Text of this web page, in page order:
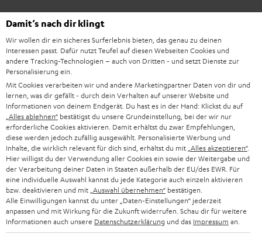
n
u
m
V
e
r
s
a
n
d
n
e
n
z
u
r
G
a
r
a
n
t
i
o
g
e
r
ä
t
e
R
ü
c
k
n
a
d
i
o
-
L
e
x
i
k
o
n
K
o
n
t
a
k
t
d
a
t
e
n
Persönliche Kaufberatung
+49 (0) 30 / 217 84 212
Mo – Fr 08:00 – 19:00 Uhr
Sa 09:00 – 17:30 Uhr
Sonn- und Feiertage geschlossen
Teufel Support
Häufige Fragen
Kontakt
Store Finder
Erlebe unsere Produkte hautnah und lass dich
persönlich im Store beraten.
Übersicht
Damit‘s nach dir klingt
Wir wollen dir ein sicheres Surferlebnis bieten, das genau zu deinen
Interessen passt. Dafür nutzt Teufel auf diesen Webseiten Cookies und
andere Tracking-Technologien – auch von Dritten - und setzt Dienste zur
Personalisierung ein.
Mit Cookies verarbeiten wir und andere Marketingpartner Daten von dir und
lernen, was dir gefällt - durch dein Verhalten auf unserer Website und
Informationen von deinem Endgerät. Du hast es in der Hand: Klickst du auf
„Alles ablehnen“ bestätigst du unsere Grundeinstellung, bei der wir nur
erforderliche Cookies aktivieren. Damit erhältst du zwar Empfehlungen,
diese werden jedoch zufällig ausgewählt. Personalisierte Werbung und
Inhalte, die wirklich relevant für dich sind, erhältst du mit „Alles akzeptieren“.
Hier willigst du der Verwendung aller Cookies ein sowie der Weitergabe und
der Verarbeitung deiner Daten in Staaten außerhalb der EU/des EWR. Für
eine individuelle Auswahl kannst du jede Kategorie auch einzeln aktivieren
bzw. deaktivieren und mit „Auswahl übernehmen“ bestätigen.
Alle Einwilligungen kannst du unter „Daten-Einstellungen“ jederzeit
anpassen und mit Wirkung für die Zukunft widerrufen. Schau dir für weitere
Informationen auch unsere Datenschutzerklärung und das Impressum an.